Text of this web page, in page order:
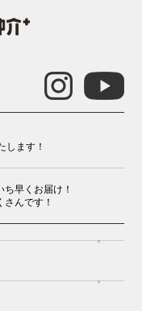
します！
早くお届け！
んです！